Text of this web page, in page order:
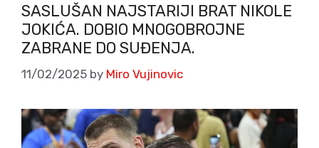
SASLUŠAN NAJSTARIJI BRAT NIKOLE
JOKIĆA. DOBIO MNOGOBROJNE
ZABRANE DO SUĐENJA.
11/02/2025 by Miro Vujinovic